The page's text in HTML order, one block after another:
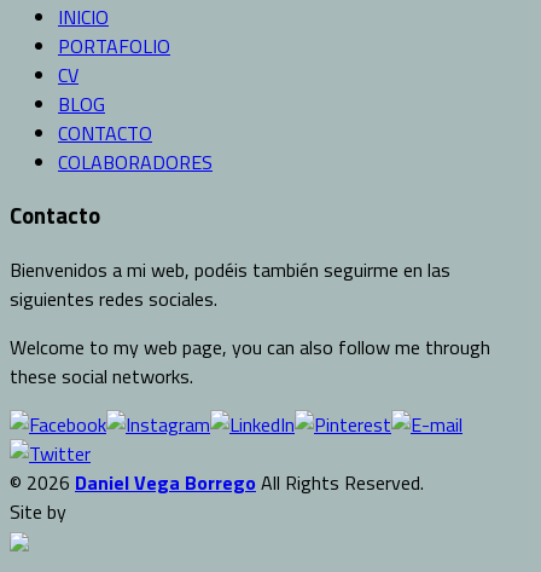
INICIO
PORTAFOLIO
CV
BLOG
CONTACTO
COLABORADORES
Contacto
Bienvenidos a mi web, podéis también seguirme en las
siguientes redes sociales.
Welcome to my web page, you can also follow me through
these social networks.
© 2026 Daniel Vega Borrego All Rights Reserved.
Site by